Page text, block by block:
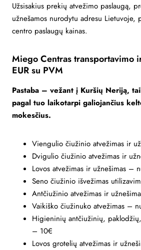
Užsisakius prekių atvežimo paslaugą,
užnešamos nurodytu adresu Lietuvoje,
centro paslaugų kainas.
Miego Centras transportavimo
EUR su PVM
Pastaba – vežant į Kuršių Neriją,
pagal tuo laikotarpi galiojančius
mokesčius.
Viengulio čiužinio atvežimas ir
Dvigulio čiužinio atvežimas ir
Lovos atvežimas ir užnešimas –
Seno čiužinio išvežimas
Antčiužinio atvežimas ir
Vaikiško čiužinuko atvežimas –
Higieninių antčiužinių,
– 10€
Lovos grotelių atvežimas ir